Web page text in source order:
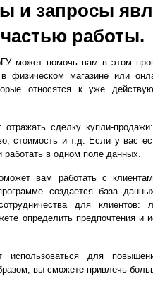
и запросы
работы.
может помочь вам в этом
физическом магазине или
относятся к уже
отражать сделку купли-
стоимость и т.д. Если у вас
в одном поле данных.
вам работать с
создается база
для клиентов:
определить предпочтения и
использоваться для
вы сможете привлечь